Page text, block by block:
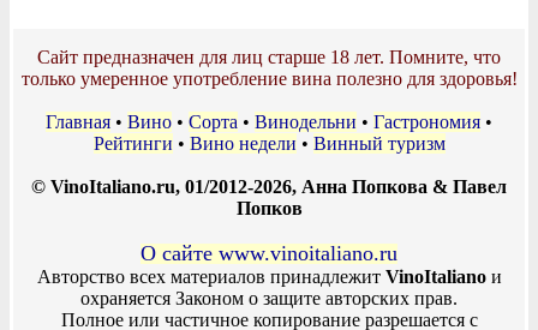
Сайт предназначен для лиц старше 18 лет. Помните, что
только умеренное употребление вина полезно для здоровья!
Главная • Вино • Сорта • Винодельни • Гастрономия •
Рейтинги • Вино недели • Винный туризм
© VinoItaliano.ru, 01/2012-2026, Анна Попкова & Павел
Попков
О сайте www.vinoitaliano.ru
Авторство всех материалов принадлежит VinoItalianoи
охраняется Законом о защите авторских прав.
Полное или частичное копирование разрешается с